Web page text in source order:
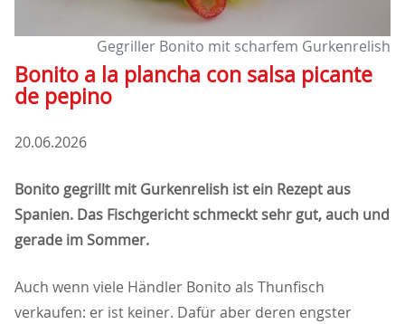
Gegriller Bonito mit scharfem Gurkenrelish
Bonito a la plancha con salsa picante
de pepino
20.06.2026
Bonito gegrillt mit Gurkenrelish ist ein Rezept aus
Spanien. Das Fischgericht schmeckt sehr gut, auch und
gerade im Sommer.
Auch wenn viele Händler Bonito als Thunfisch
verkaufen: er ist keiner. Dafür aber deren engster